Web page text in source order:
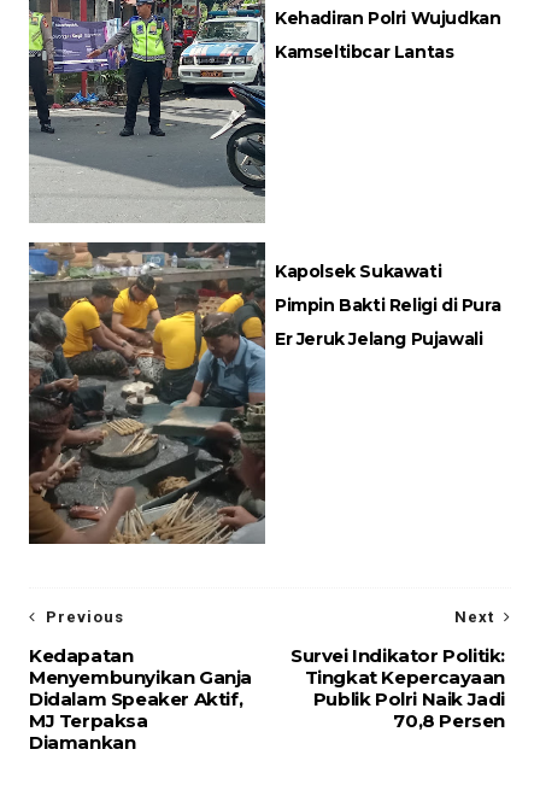
Kehadiran Polri Wujudkan
Kamseltibcar Lantas
Kapolsek Sukawati
Pimpin Bakti Religi di Pura
Er Jeruk Jelang Pujawali
Next
Survei Indikator Politik:
Tingkat Kepercayaan
Publik Polri Naik Jadi
70,8 Persen
Previous
Kedapatan
Menyembunyikan Ganja
Didalam Speaker Aktif,
MJ Terpaksa
Diamankan